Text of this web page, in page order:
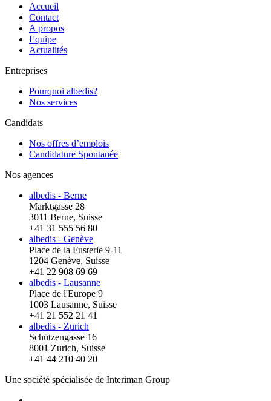
Accueil
Contact
A propos
Equipe
Actualités
Entreprises
Pourquoi albedis?
Nos services
Candidats
Nos offres d’emplois
Candidature Spontanée
Nos agences
albedis - Berne
Marktgasse 28
3011 Berne, Suisse
+41 31 555 56 80
albedis - Genève
Place de la Fusterie 9-11
1204 Genève, Suisse
+41 22 908 69 69
albedis - Lausanne
Place de l'Europe 9
1003 Lausanne, Suisse
+41 21 552 21 41
albedis - Zurich
Schützengasse 16
8001 Zurich, Suisse
+41 44 210 40 20
Une société spécialisée de Interiman Group